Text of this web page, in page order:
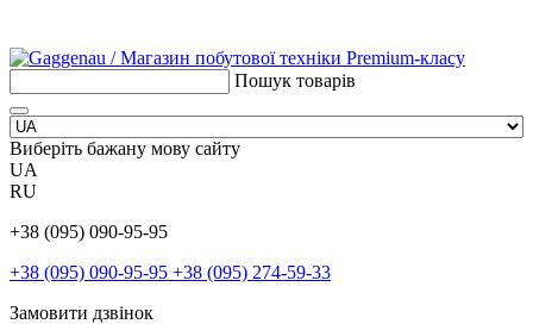
Пошук товарів
Виберіть бажану мову сайту
UA
RU
+38 (095) 090-95-95
+38 (095) 090-95-95 +38 (095) 274-59-33
Замовити дзвінок